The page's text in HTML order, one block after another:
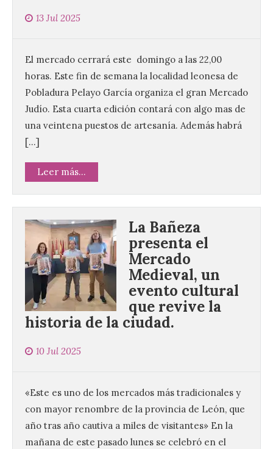
13 Jul 2025
El mercado cerrará este domingo a las 22,00
horas. Este fin de semana la localidad leonesa de
Pobladura Pelayo García organiza el gran Mercado
Judío. Esta cuarta edición contará con algo mas de
una veintena puestos de artesanía. Además habrá
[…]
Leer más...
La Bañeza
presenta el
Mercado
Medieval, un
evento cultural
que revive la
historia de la ciudad.
10 Jul 2025
«Este es uno de los mercados más tradicionales y
con mayor renombre de la provincia de León, que
año tras año cautiva a miles de visitantes» En la
mañana de este pasado lunes se celebró en el